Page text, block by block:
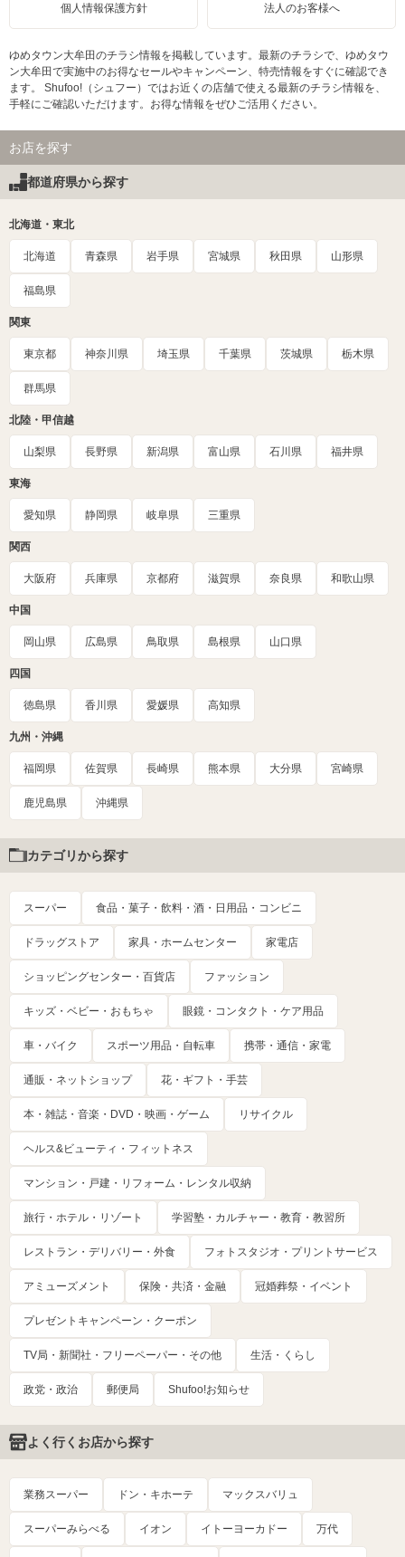
個人情報保護方針 法人のお客様へ
ゆめタウン大牟田のチラシ情報を掲載しています。最新のチラシで、ゆめタウ
ン大牟田で実施中のお得なセールやキャンペーン、特売情報をすぐに確認でき
ます。 Shufoo!（シュフー）ではお近くの店舗で使える最新のチラシ情報を、
手軽にご確認いただけます。お得な情報をぜひご活用ください。
お店を探す
都道府県から探す
北海道・東北
北海道 青森県 岩手県 宮城県 秋田県 山形県
福島県
関東
東京都 神奈川県 埼玉県 千葉県 茨城県 栃木県
群馬県
北陸・甲信越
山梨県 長野県 新潟県 富山県 石川県 福井県
東海
愛知県 静岡県 岐阜県 三重県
関西
大阪府 兵庫県 京都府 滋賀県 奈良県 和歌山県
中国
岡山県 広島県 鳥取県 島根県 山口県
四国
徳島県 香川県 愛媛県 高知県
九州・沖縄
福岡県 佐賀県 長崎県 熊本県 大分県 宮崎県
鹿児島県 沖縄県
カテゴリから探す
スーパー 食品・菓子・飲料・酒・日用品・コンビニ
ドラッグストア 家具・ホームセンター 家電店
ショッピングセンター・百貨店 ファッション
キッズ・ベビー・おもちゃ 眼鏡・コンタクト・ケア用品
車・バイク スポーツ用品・自転車 携帯・通信・家電
通販・ネットショップ 花・ギフト・手芸
本・雑誌・音楽・DVD・映画・ゲーム リサイクル
ヘルス&ビューティ・フィットネス
マンション・戸建・リフォーム・レンタル収納
旅行・ホテル・リゾート 学習塾・カルチャー・教育・教習所
レストラン・デリバリー・外食 フォトスタジオ・プリントサービス
アミューズメント 保険・共済・金融 冠婚葬祭・イベント
プレゼントキャンペーン・クーポン
TV局・新聞社・フリーペーパー・その他 生活・くらし
政党・政治 郵便局 Shufoo!お知らせ
よく行くお店から探す
業務スーパー ドン・キホーテ マックスバリュ
スーパーみらべる イオン イトーヨーカドー 万代